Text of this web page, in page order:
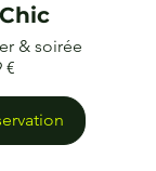
& soirée
€